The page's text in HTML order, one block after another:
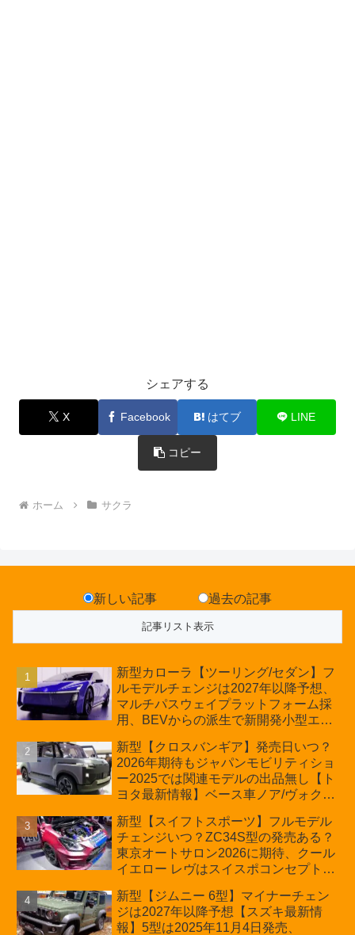
シェアする
X Facebook はてブ LINE
コピー
ホーム サクラ
新しい記事 過去の記事
新型カローラ【ツーリング/セダン】フ
ルモデルチェンジは2027年以降予想、
マルチパスウェイプラットフォーム採
用、BEVからの派生で新開発小型エン
の採用は無しか【トヨタ最新情報】60
周年記念車発売
新型【クロスバンギア】発売日いつ？
2026年期待もジャパンモビリティショ
ー2025では関連モデルの出品無し【ト
ヨタ最新情報】ベース車ノア/ヴォクシ
ほか「コア」と「ツール」、デリカ
D:5対抗のクロスオーバーSUVミニバ
ン
新型【スイフトスポーツ】フルモデル
チェンジいつ？ZC34S型の発売ある？
東京オートサロン2026に期待、クール
イエロー レヴはスイスポコンセプト
プが争点【スズキ最新情報】特別仕様
車「ZC33S Final Edition」終了
新型【ジムニー 6型】マイナーチェン
ジは2027年以降予想【スズキ最新情
報】5型は2025年11月4日発売、